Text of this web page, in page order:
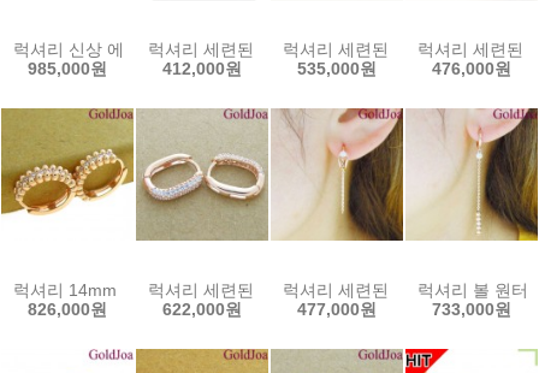
럭셔리 신상 에멜합성 원터치 14k귀걸이 (s-k2268ge) 14k이어링 골드
985,000원
럭셔리 세련된 원터치 큐빅 14k귀걸이 (s-gj28-1e)
412,000원
럭셔리 세련된 물고기 원터치
535,000원
럭셔리 세련된
476,000원
럭셔리 14mm 원터치 큐빅 14k귀걸이 (s-d1960-1e) 14k이어링 골드
826,000원
럭셔리 세련된 원터치 큐빅 14k귀걸이 (s-a3995e)
622,000원
럭셔리 세련된 원터치 큐빅 14k
477,000원
럭셔리 볼 원터
733,000원